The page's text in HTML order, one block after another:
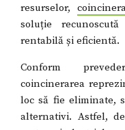
resurselor,
soluție
rentabilă și eficientă.
Conform
coincinerarea
loc să fie eliminate,
alternativi. Astfel,